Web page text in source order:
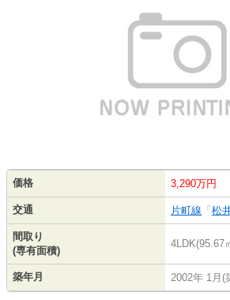
価格 3,290万円
交通 片町線 「 松
間取り
(専有面積)
4LDK(95.67
築年月 2002年 1月(